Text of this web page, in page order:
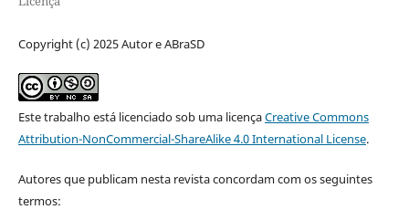
Copyright (c) 2025 Autor e ABraSD
Este trabalho está licenciado sob uma licençaCreative Commons
Attribution-NonCommercial-ShareAlike 4.0 International License.
Autores que publicam nesta revista concordam com os seguintes
termos: